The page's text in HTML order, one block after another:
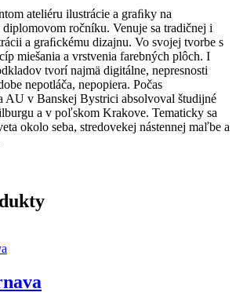
ateliéru ilustrácie a graﬁky na
ročníku. Venuje sa tradičnej i
a graﬁckému dizajnu. Vo svojej tvorbe s
miešania a vrstvenia farebných plôch. I
tvorí najmä digitálne, nepresnosti
nepotláča, nepopiera. Počas
AU v Banskej Bystrici absolvoval študijné
a v poľskom Krakove. Tematicky sa
okolo seba, stredovekej nástennej maľbe a